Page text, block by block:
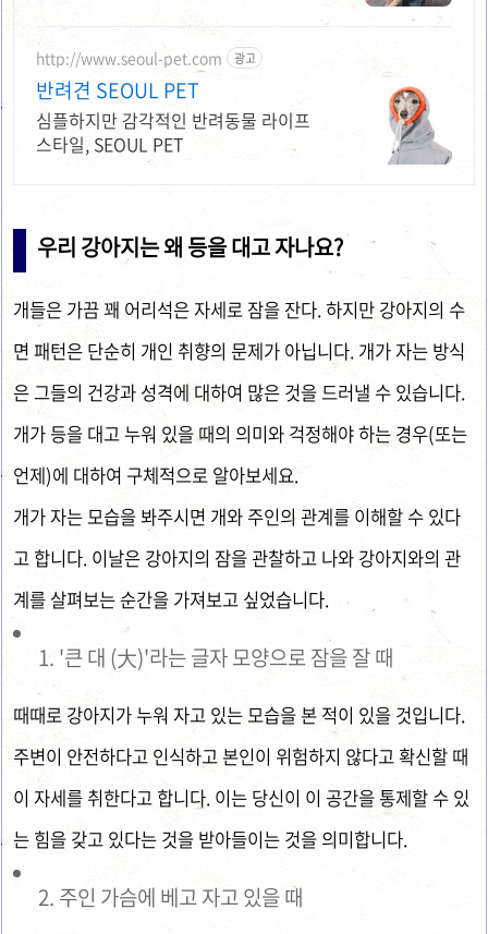
http://www.seoul-pet.com 광고
반려견 SEOUL PET
심플하지만 감각적인 반려동물 라이프
스타일, SEOUL PET
우리 강아지는 왜 등을 대고 자나요?
개들은 가끔 꽤 어리석은 자세로 잠을 잔다. 하지만 강아지의 수
면 패턴은 단순히 개인 취향의 문제가 아닙니다. 개가 자는 방식
은 그들의 건강과 성격에 대하여 많은 것을 드러낼 수 있습니다.
개가 등을 대고 누워 있을 때의 의미와 걱정해야 하는 경우(또는
언제)에 대하여 구체적으로 알아보세요.
개가 자는 모습을 봐주시면 개와 주인의 관계를 이해할 수 있다
고 합니다. 이날은 강아지의 잠을 관찰하고 나와 강아지와의 관
계를 살펴보는 순간을 가져보고 싶었습니다.
'큰 대 (大)'라는 글자 모양으로 잠을 잘 때
때때로 강아지가 누워 자고 있는 모습을 본 적이 있을 것입니다.
주변이 안전하다고 인식하고 본인이 위험하지 않다고 확신할 때
이 자세를 취한다고 합니다. 이는 당신이 이 공간을 통제할 수 있
는 힘을 갖고 있다는 것을 받아들이는 것을 의미합니다.
주인 가슴에 베고 자고 있을 때